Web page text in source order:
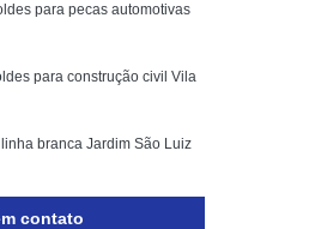
Plastica
Automotiva
para Automóveis
Peças Automotivas
para pecas automotivas
para construção civil Vila
branca Jardim São Luiz
contato